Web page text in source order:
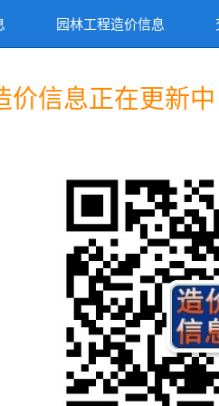
园林工程造价信息
价信息正在更新